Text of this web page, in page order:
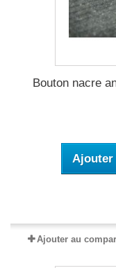
Bouton nacre
Ajouter
Ajouter au